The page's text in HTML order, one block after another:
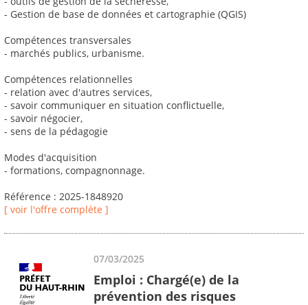
- Gestion de base de données et cartographie (QGIS)
Compétences transversales
- marchés publics, urbanisme.
Compétences relationnelles
- relation avec d'autres services,
- savoir communiquer en situation conflictuelle,
- savoir négocier,
- sens de la pédagogie
Modes d'acquisition
- formations, compagnonnage.
Référence : 2025-1848920
[ voir l'offre complète ]
07/03/2025
Emploi : Chargé(e) de la
prévention des risques